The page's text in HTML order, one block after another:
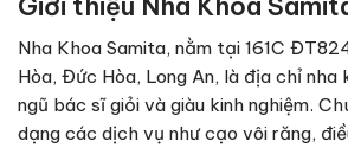
Nha Khoa Samita, nằm tại 161C
Hòa, Đức Hòa, Long An, là địa chỉ
ngũ bác sĩ giỏi và giàu kinh nghiệm.
dạng các dịch vụ như cạo vôi răng,